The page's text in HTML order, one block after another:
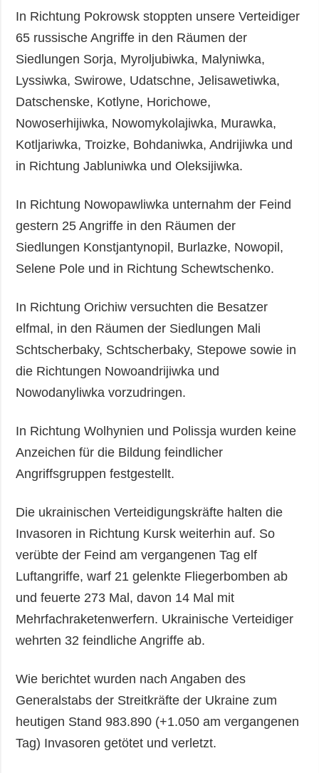
In Richtung Pokrowsk stoppten unsere Verteidiger
65 russische Angriffe in den Räumen der
Siedlungen Sorja, Myroljubiwka, Malyniwka,
Lyssiwka, Swirowe, Udatschne, Jelisawetiwka,
Datschenske, Kotlyne, Horichowe,
Nowoserhijiwka, Nowomykolajiwka, Murawka,
Kotljariwka, Troizke, Bohdaniwka, Andrijiwka und
in Richtung Jabluniwka und Oleksijiwka.
In Richtung Nowopawliwka unternahm der Feind
gestern 25 Angriffe in den Räumen der
Siedlungen Konstjantynopil, Burlazke, Nowopil,
Selene Pole und in Richtung Schewtschenko.
In Richtung Orichiw versuchten die Besatzer
elfmal, in den Räumen der Siedlungen Mali
Schtscherbaky, Schtscherbaky, Stepowe sowie in
die Richtungen Nowoandrijiwka und
Nowodanyliwka vorzudringen.
In Richtung Wolhynien und Polissja wurden keine
Anzeichen für die Bildung feindlicher
Angriffsgruppen festgestellt.
Die ukrainischen Verteidigungskräfte halten die
Invasoren in Richtung Kursk weiterhin auf. So
verübte der Feind am vergangenen Tag elf
Luftangriffe, warf 21 gelenkte Fliegerbomben ab
und feuerte 273 Mal, davon 14 Mal mit
Mehrfachraketenwerfern. Ukrainische Verteidiger
wehrten 32 feindliche Angriffe ab.
Wie berichtet wurden nach Angaben des
Generalstabs der Streitkräfte der Ukraine zum
heutigen Stand 983.890 (+1.050 am vergangenen
Tag) Invasoren getötet und verletzt.